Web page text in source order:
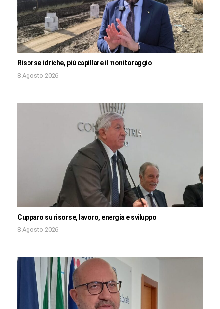
Risorse idriche, più capillare il monitoraggio
8 Agosto 2026
Cupparo su risorse, lavoro, energia e sviluppo
8 Agosto 2026